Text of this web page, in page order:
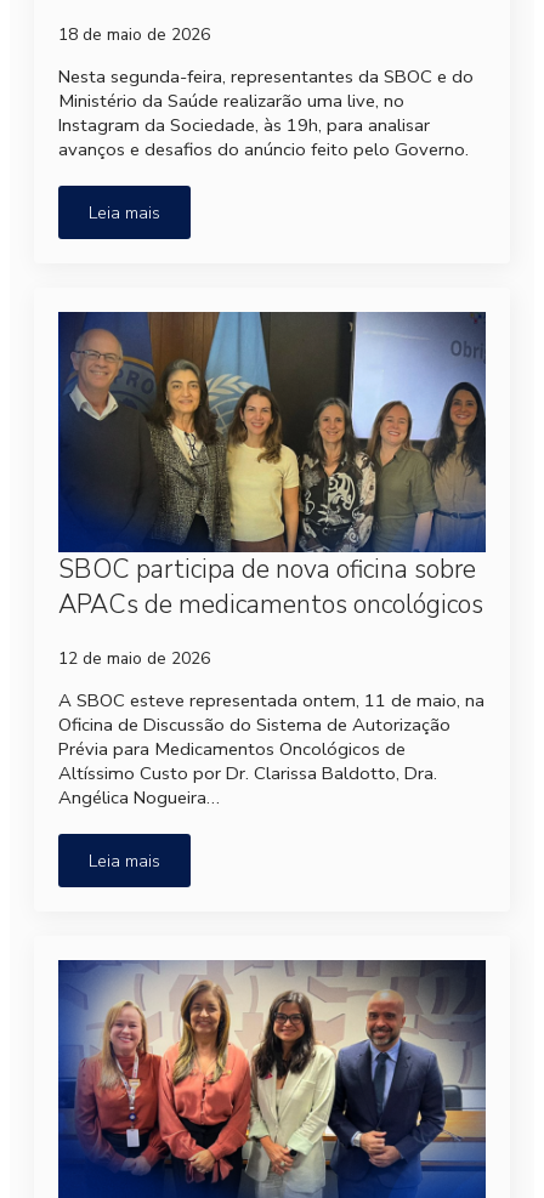
18 de maio de 2026
Nesta segunda-feira, representantes da SBOC e do
Ministério da Saúde realizarão uma live, no
Instagram da Sociedade, às 19h, para analisar
avanços e desafios do anúncio feito pelo Governo.
Leia mais
SBOC participa de nova oficina sobre
APACs de medicamentos oncológicos
12 de maio de 2026
A SBOC esteve representada ontem, 11 de maio, na
Oficina de Discussão do Sistema de Autorização
Prévia para Medicamentos Oncológicos de
Altíssimo Custo por Dr. Clarissa Baldotto, Dra.
Angélica Nogueira…
Leia mais